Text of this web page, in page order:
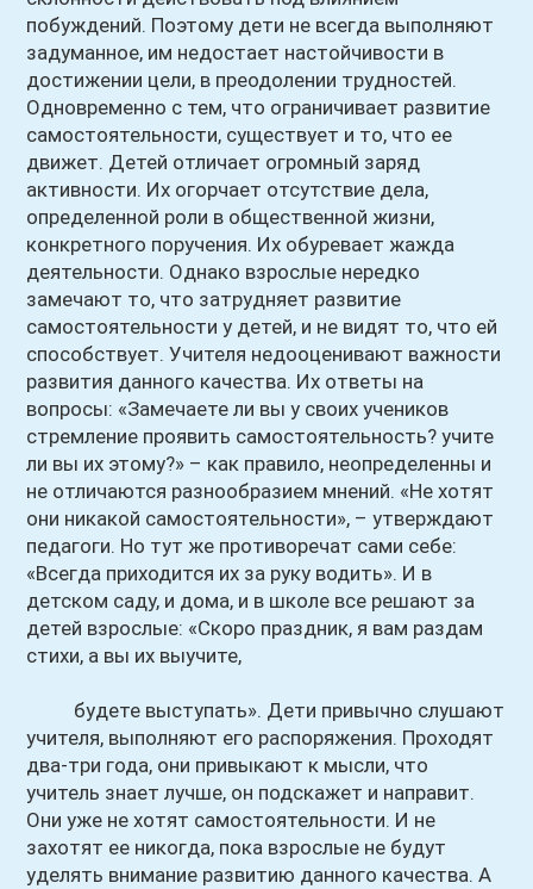
побуждений. Поэтому дети не всегда выполняют
задуманное, им недостает настойчивости в
достижении цели, в преодолении трудностей.
Одновременно с тем, что ограничивает развитие
самостоятельности, существует и то, что ее
движет. Детей отличает огромный заряд
активности. Их огорчает отсутствие дела,
определенной роли в общественной жизни,
конкретного поручения. Их обуревает жажда
деятельности. Однако взрослые нередко
замечают то, что затрудняет развитие
самостоятельности у детей, и не видят то, что ей
способствует. Учителя недооценивают важности
развития данного качества. Их ответы на
вопросы: «Замечаете ли вы у своих учеников
стремление проявить самостоятельность? учите
ли вы их этому?» – как правило, неопределенны и
не отличаются разнообразием мнений. «Не хотят
они никакой самостоятельности», – утверждают
педагоги. Но тут же противоречат сами себе:
«Всегда приходится их за руку водить». И в
детском саду, и дома, и в школе все решают за
детей взрослые: «Скоро праздник, я вам раздам
стихи, а вы их выучите,
будете выступать». Дети привычно слушают
учителя, выполняют его распоряжения. Проходят
два-три года, они привыкают к мысли, что
учитель знает лучше, он подскажет и направит.
Они уже не хотят самостоятельности. И не
захотят ее никогда, пока взрослые не будут
уделять внимание развитию данного качества. А